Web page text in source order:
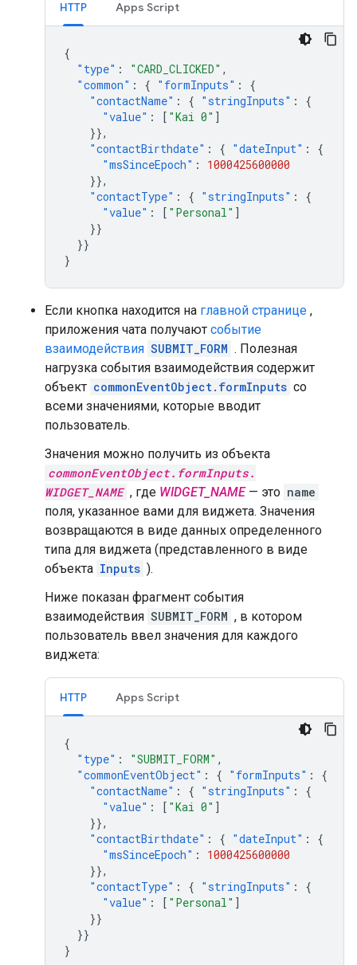
HTTP Apps Script
{
"type" : "CARD_CLICKED" ,
"common" : { "formInputs" :
{
"contactName" : { "stringInputs" :
{
"value" : [ "Kai 0" ]
}},
"contactBirthdate" : { "dateInput" :
{
"msSinceEpoch" :
1000425600000
}},
"contactType" : { "stringInputs" :
{
"value" : [ "Personal" ]
}}
}}
}
Если кнопка находится на главной странице ,
приложения чата получают событие
взаимодействия SUBMIT_FORM . Полезная
нагрузка события взаимодействия содержит
объект commonEventObject.formInputs со
всеми значениями, которые вводит
пользователь.
Значения можно получить из объекта
commonEventObject.formInputs.
WIDGET_NAME , где WIDGET_NAME— это name
поля, указанное вами для виджета. Значения
возвращаются в виде данных определенного
типа для виджета (представленного в виде
объекта Inputs ).
Ниже показан фрагмент события
взаимодействия SUBMIT_FORM , в котором
пользователь ввел значения для каждого
виджета:
HTTP Apps Script
{
"type" : "SUBMIT_FORM" ,
"commonEventObject" : { "formInputs" :
{
"contactName" : { "stringInputs" :
{
"value" : [ "Kai 0" ]
}},
"contactBirthdate" : { "dateInput" :
{
"msSinceEpoch" :
1000425600000
}},
"contactType" : { "stringInputs" :
{
"value" : [ "Personal" ]
}}
}}
}